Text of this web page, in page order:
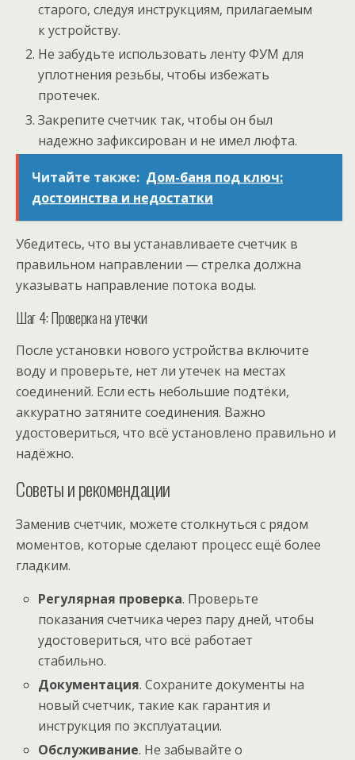
старого, следуя инструкциям, прилагаемым
к устройству.
Не забудьте использовать ленту ФУМ для
уплотнения резьбы, чтобы избежать
протечек.
Закрепите счетчик так, чтобы он был
надежно зафиксирован и не имел люфта.
Читайте также: Дом-баня под ключ:
достоинства и недостатки
Убедитесь, что вы устанавливаете счетчик в
правильном направлении — стрелка должна
указывать направление потока воды.
Шаг 4: Проверка на утечки
После установки нового устройства включите
воду и проверьте, нет ли утечек на местах
соединений. Если есть небольшие подтёки,
аккуратно затяните соединения. Важно
удостовериться, что всё установлено правильно и
надёжно.
Советы и рекомендации
Заменив счетчик, можете столкнуться с рядом
моментов, которые сделают процесс ещё более
гладким.
Регулярная проверка. Проверьте
показания счетчика через пару дней, чтобы
удостовериться, что всё работает
стабильно.
Документация. Сохраните документы на
новый счетчик, такие как гарантия и
инструкция по эксплуатации.
Обслуживание. Не забывайте о